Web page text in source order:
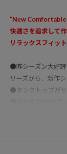
”New
快適さを追求して
リラックスフィッ
●昨シーズン大好
リーズから、新作
●タンクトップが
●シルエットは適